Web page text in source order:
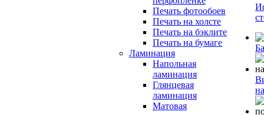
Печать фотообоев
Печать на холсте
Печать на бэклите
Печать на бумаге
Ламинация
Напольная
ламинация
Глянцевая
ламинация
Матовая